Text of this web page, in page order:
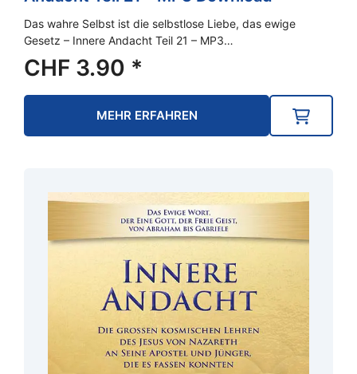
Das wahre Selbst ist die selbstlose Liebe, das ewige
Gesetz – Innere Andacht Teil 21 – MP3…
CHF 3.90 *
MEHR ERFAHREN